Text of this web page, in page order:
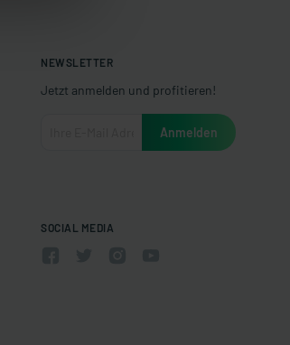
NEWSLETTER
Jetzt anmelden und profitieren!
SOCIAL MEDIA